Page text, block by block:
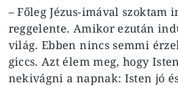
– Főleg Jézus-imával szoktam
reggelente. Amikor ezután
világ. Ebben nincs semmi
giccs. Azt élem meg, hogy
nekivágni a napnak: Isten jó